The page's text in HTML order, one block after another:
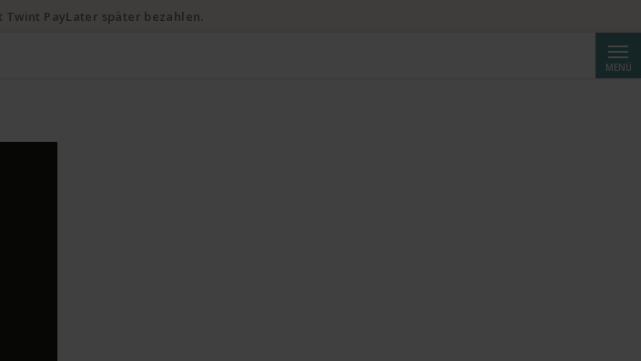
MENÜ
Twint PayLater später bezahlen.